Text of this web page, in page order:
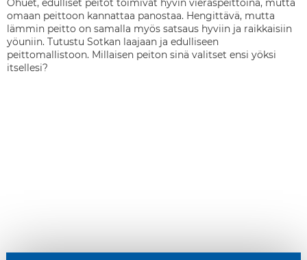
Ohuet, edulliset peitot toimivat hyvin vieraspeittoina, mutta
omaan peittoon kannattaa panostaa. Hengittävä, mutta
lämmin peitto on samalla myös satsaus hyviin ja raikkaisiin
yöuniin. Tutustu Sotkan laajaan ja edulliseen
peittomallistoon. Millaisen peiton sinä valitset ensi yöksi
itsellesi?